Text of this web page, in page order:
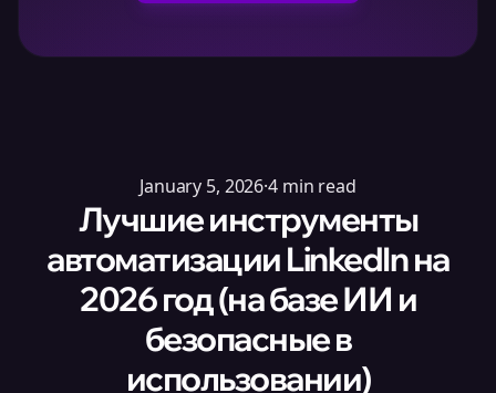
January 5, 2026·4 min read
Лучшие инструменты
автоматизации LinkedIn на
2026 год (на базе ИИ и
безопасные в
использовании)